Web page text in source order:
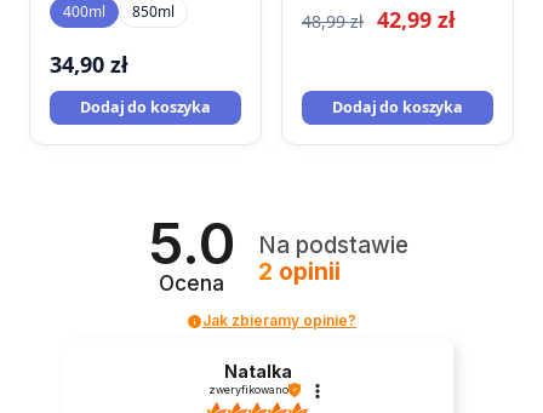
400ml 850ml
34,90 zł
Dodaj do koszyka
48,99zł Pierwotna
wynosiła:
48,99 zł.
42,99 zł
wynosi:
42,99 zł.
Dodaj do koszyka
5.0
Ocena
Na podstawie
2 opinii
Jak zbieramy opinie?
Natalka
zweryfikowano